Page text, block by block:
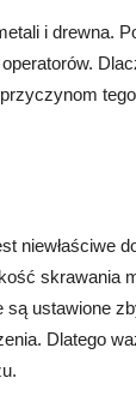
i drewna.
niewłaściwe
skrawania
ustawione
Dlatego